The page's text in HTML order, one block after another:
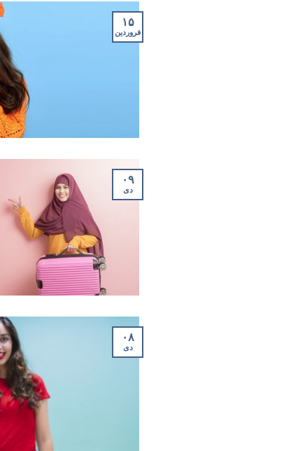
۱۵
فروردین
۰۹
دی
۰۸
دی